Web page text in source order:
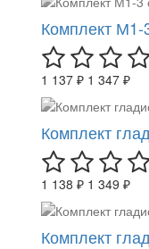
Комплект
1 137 ₽ 1 347 ₽
Комплект
1 138 ₽ 1 349 ₽
Комплект